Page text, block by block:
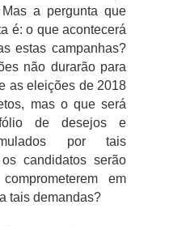
a pergunta que
é: o que acontecerá
estas campanhas?
não durarão para
as eleições de 2018
mas o que será
de desejos e
por tais
candidatos serão
em
tais demandas?